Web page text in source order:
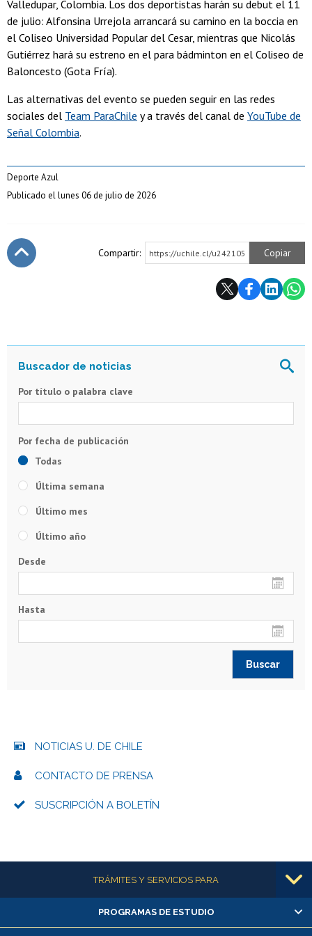
Valledupar, Colombia. Los dos deportistas harán su debut el 11
de julio: Alfonsina Urrejola arrancará su camino en la boccia en
el Coliseo Universidad Popular del Cesar, mientras que Nicolás
Gutiérrez hará su estreno en el para bádminton en el Coliseo de
Baloncesto (Gota Fría).
Las alternativas del evento se pueden seguir en las redes
sociales del Team ParaChile y a través del canal de YouTube de
Señal Colombia.
Deporte Azul
Publicado el lunes 06 de julio de 2026
Compartir: https://uchile.cl/u242105 Copiar
Por título o palabra clave
Todas
Última semana
Último mes
Último año
Desde
Hasta
NOTICIAS U. DE CHILE
CONTACTO DE PRENSA
SUSCRIPCIÓN A BOLETÍN
Más informaciónTRÁMITES Y SERVICIOS PARA
Alumnas/os y exalumnas/os
PROGRAMAS DE ESTUDIO